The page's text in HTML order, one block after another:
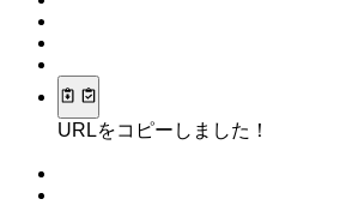
URLをコピーしました！